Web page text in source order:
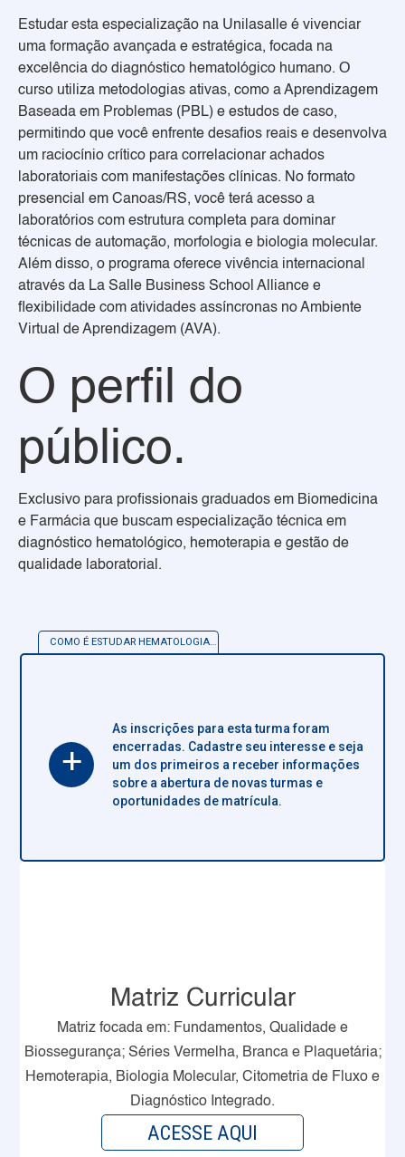
Estudar esta especialização na Unilasalle é vivenciar
uma formação avançada e estratégica, focada na
excelência do diagnóstico hematológico humano. O
curso utiliza metodologias ativas, como a Aprendizagem
Baseada em Problemas (PBL) e estudos de caso,
permitindo que você enfrente desafios reais e desenvolva
um raciocínio crítico para correlacionar achados
laboratoriais com manifestações clínicas. No formato
presencial em Canoas/RS, você terá acesso a
laboratórios com estrutura completa para dominar
técnicas de automação, morfologia e biologia molecular.
Além disso, o programa oferece vivência internacional
através da La Salle Business School Alliance e
flexibilidade com atividades assíncronas no Ambiente
Virtual de Aprendizagem (AVA).
O perfil do
público.
Exclusivo para profissionais graduados em Biomedicina
e Farmácia que buscam especialização técnica em
diagnóstico hematológico, hemoterapia e gestão de
qualidade laboratorial.
COMO É ESTUDAR HEMATOLOGIA CLÍNICA
+
As inscrições para esta turma foram
encerradas. Cadastre seu interesse e seja
um dos primeiros a receber informações
sobre a abertura de novas turmas e
oportunidades de matrícula.
Matriz Curricular
Matriz focada em: Fundamentos, Qualidade e
Biossegurança; Séries Vermelha, Branca e Plaquetária;
Hemoterapia, Biologia Molecular, Citometria de Fluxo e
Diagnóstico Integrado.
ACESSE AQUI